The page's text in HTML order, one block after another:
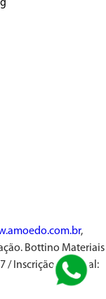
,
Bottino Materiais
/ Inscrição Estadual: